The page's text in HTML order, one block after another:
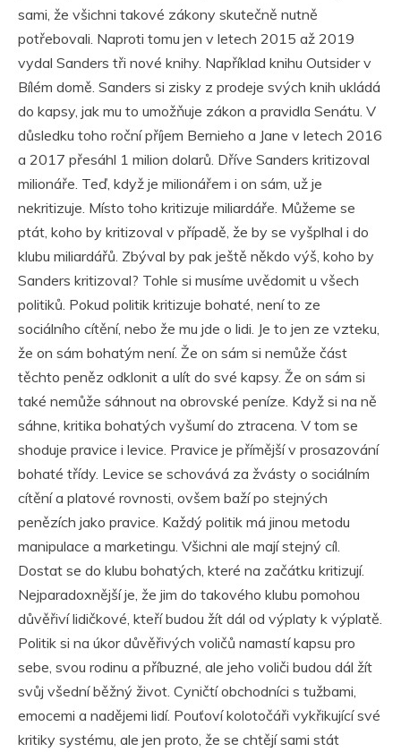
sami, že všichni takové zákony skutečně nutně
potřebovali. Naproti tomu jen v letech 2015 až 2019
vydal Sanders tři nové knihy. Například knihu Outsider v
Bílém domě. Sanders si zisky z prodeje svých knih ukládá
do kapsy, jak mu to umožňuje zákon a pravidla Senátu. V
důsledku toho roční příjem Bernieho a Jane v letech 2016
a 2017 přesáhl 1 milion dolarů. Dříve Sanders kritizoval
milionáře. Teď, když je milionářem i on sám, už je
nekritizuje. Místo toho kritizuje miliardáře. Můžeme se
ptát, koho by kritizoval v případě, že by se vyšplhal i do
klubu miliardářů. Zbýval by pak ještě někdo výš, koho by
Sanders kritizoval? Tohle si musíme uvědomit u všech
politiků. Pokud politik kritizuje bohaté, není to ze
sociálního cítění, nebo že mu jde o lidi. Je to jen ze vzteku,
že on sám bohatým není. Že on sám si nemůže část
těchto peněz odklonit a ulít do své kapsy. Že on sám si
také nemůže sáhnout na obrovské peníze. Když si na ně
sáhne, kritika bohatých vyšumí do ztracena. V tom se
shoduje pravice i levice. Pravice je přímější v prosazování
bohaté třídy. Levice se schovává za žvásty o sociálním
cítění a platové rovnosti, ovšem baží po stejných
penězích jako pravice. Každý politik má jinou metodu
manipulace a marketingu. Všichni ale mají stejný cíl.
Dostat se do klubu bohatých, které na začátku kritizují.
Nejparadoxnější je, že jim do takového klubu pomohou
důvěřiví lidičkové, kteří budou žít dál od výplaty k výplatě.
Politik si na úkor důvěřivých voličů namastí kapsu pro
sebe, svou rodinu a příbuzné, ale jeho voliči budou dál žít
svůj všední běžný život. Cyničtí obchodníci s tužbami,
emocemi a nadějemi lidí. Pouťoví kolotočáři vykřikující své
kritiky systému, ale jen proto, že se chtějí sami stát